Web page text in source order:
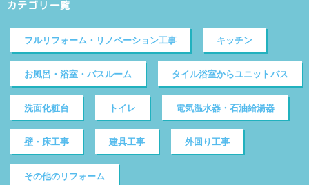
カテゴリ一覧
フルリフォーム・リノベーション工事 キッチン
お風呂・浴室・バスルーム タイル浴室からユニットバス
洗面化粧台 トイレ 電気温水器・石油給湯器
壁・床工事 建具工事 外回り工事
その他のリフォーム